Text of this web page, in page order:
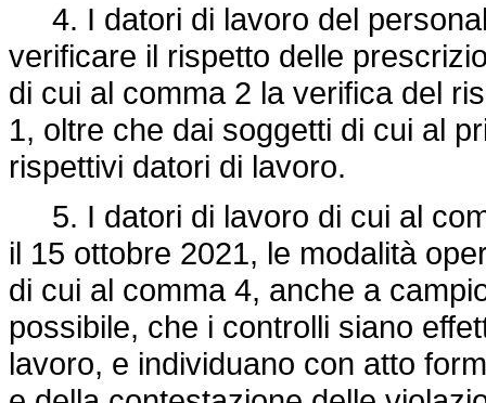
4. I datori di lavoro del
verificare il rispetto delle
di cui al comma 2 la verifica del
1, oltre che dai soggetti di cui al
rispettivi datori di lavoro.
5. I datori di lavoro di cui al
il 15 ottobre 2021, le modalità
di cui al comma 4, anche a
possibile, che i controlli siano
lavoro, e individuano con atto